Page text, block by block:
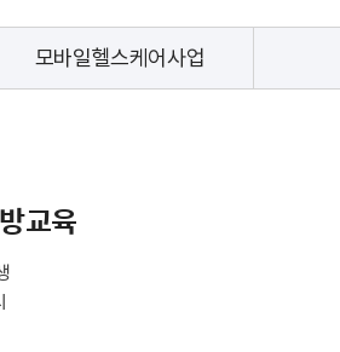
모바일헬스케어사업
교육